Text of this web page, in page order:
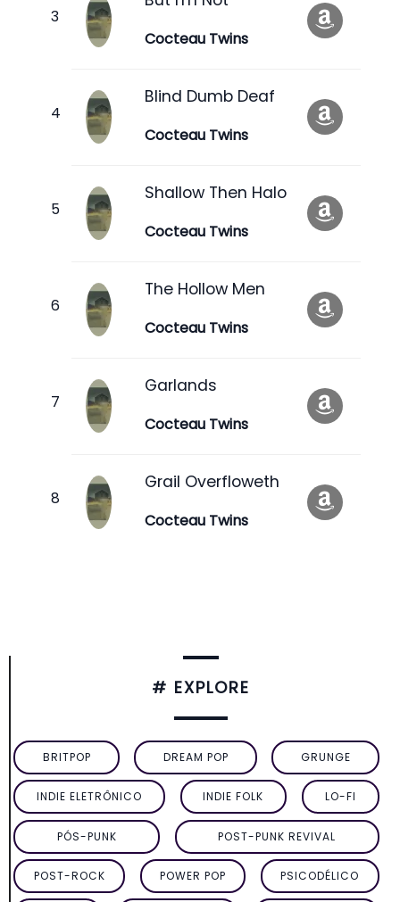
Cocteau Twins
Blind Dumb Deaf
Cocteau Twins
Shallow Then Halo
Cocteau Twins
The Hollow Men
Cocteau Twins
Garlands
Cocteau Twins
Grail Overfloweth
Cocteau Twins
# EXPLORE
BRITPOP DREAM POP GRUNGE
INDIE ELETRÔNICO INDIE FOLK LO-FI
PÓS-PUNK POST-PUNK REVIVAL
POST-ROCK POWER POP PSICODÉLICO